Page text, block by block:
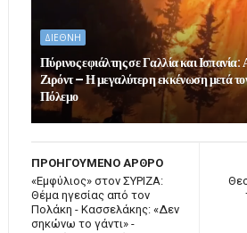
ΔΙΕΘΝΗ
Πύρινος εφιάλτης σε Γαλλία και
Ζιρόντ – Η μεγαλύτερη εκκένωση μετά
Πόλεμο
ΠΡΟΗΓΟΥΜΕΝΟ ΑΡΘΡΟ
«Εμφύλιος» στον ΣΥΡΙΖΑ:
Θέμα ηγεσίας από τον
Πολάκη - Κασσελάκης: «Δεν
σηκώνω το γάντι» -